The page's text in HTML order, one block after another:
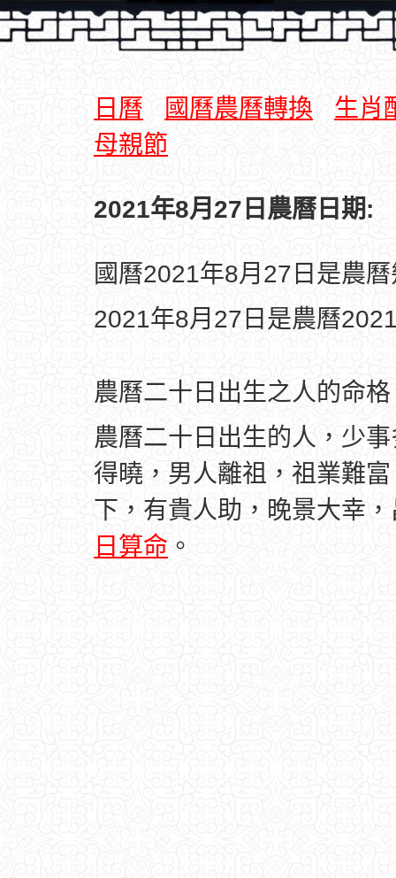
日曆 國曆農曆轉換
生肖
母親節
2021年8月27日農曆日期:
國曆2021年8月27日是農
2021年8月27日是農曆
農曆二十日出生之人的命
農曆二十日出生的人，少
得曉，男人離祖，祖業難
下，有貴人助，晚景大幸
日算命 。